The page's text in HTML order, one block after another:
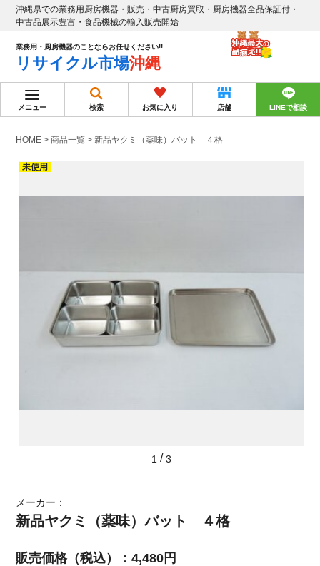
沖縄県での業務用厨房機器・販売・中古厨房買取・厨房機器全品保証付・
中古品展示豊富・食品機械の輸入販売開始
業務用・厨房機器のことならお任せください!!
リサイクル市場沖縄
メニュー 検索 お気に入り 店舗 LINEで相談
HOME >商品一覧 > 新品ヤクミ（薬味）バット ４格
1 /3
未使用
メーカー：
新品ヤクミ（薬味）バット ４格
販売価格（税込）：4,480円